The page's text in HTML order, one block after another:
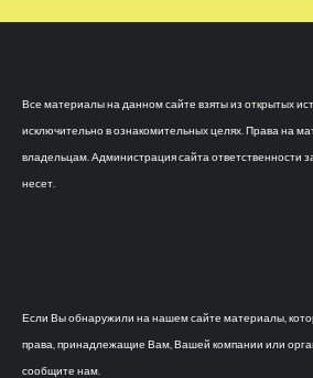
Все материалы на данном сайте взяты из открытых
исключительно в ознакомительных целях. Права на
владельцам. Администрация сайта ответственности
несет.
Если Вы обнаружили на нашем сайте материалы,
права, принадлежащие Вам, Вашей компании или
сообщите нам.